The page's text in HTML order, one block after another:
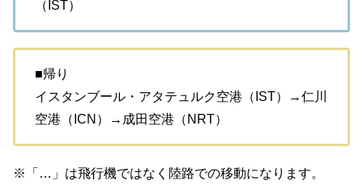
（IST）
■帰り
イスタンブール・アタテュルク空港（IST）→仁川
空港（ICN）→成田空港（NRT）
※「…」は飛行機ではなく陸路での移動になります。